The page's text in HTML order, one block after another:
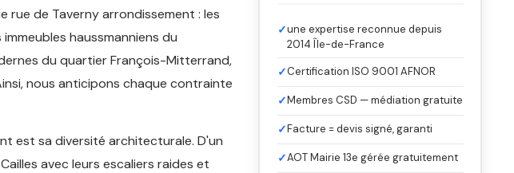
de Taverny arrondissement : les
haussmanniens du
du quartier François-Mitterrand,
nous anticipons chaque contrainte
est sa diversité architecturale. D'un
avec leurs escaliers raides et
✓une expertise reconnue depuis
2014 Île-de-France
✓Certification ISO 9001 AFNOR
✓Membres CSD — médiation gratuite
✓Facture = devis signé, garanti
✓AOT Mairie 13e gérée gratuitement